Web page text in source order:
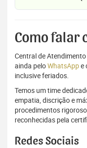
Como falar
Central de
ainda peloWhatsAppe
inclusive feriados.
Temos um time
empatia, discrição e
procedimentos
reconhecidas pela
Redes Sociais